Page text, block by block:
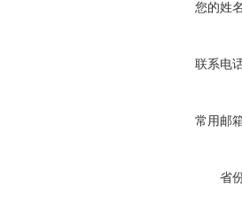
您的姓
联系电
常用邮
省